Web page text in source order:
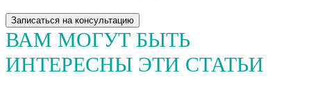
Записаться на консультацию
ВАМ МОГУТ БЫТЬ
ИНТЕРЕСНЫ ЭТИ СТАТЬИ